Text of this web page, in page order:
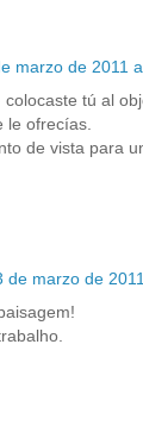
marzo de 2011
colocaste tú al
le ofrecías.
de vista para
de marzo de